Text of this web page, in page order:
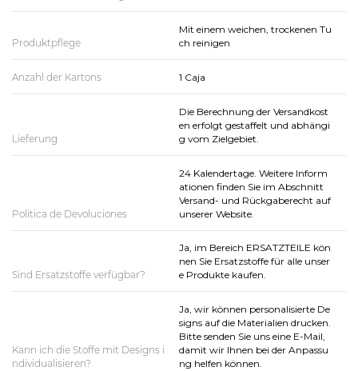
Produktpflege
Mit einem weichen, trockenen Tu
ch reinigen
Anzahl der Kartons 1 Caja
Lieferung
Die Berechnung der Versandkost
en erfolgt gestaffelt und abhängi
g vom Zielgebiet.
Politica de Devoluciones
24 Kalendertage. Weitere Inform
ationen finden Sie im Abschnitt
Versand- und Rückgaberecht auf
unserer Website.
Sind Ersatzstoffe verfügbar?
Ja, im Bereich ERSATZTEILE kön
nen Sie Ersatzstoffe für alle unser
e Produkte kaufen.
Kann ich die Stoffe mit Designs i
ndividualisieren?
Ja, wir können personalisierte De
signs auf die Materialien drucken.
Bitte senden Sie uns eine E-Mail,
damit wir Ihnen bei der Anpassu
ng helfen können.